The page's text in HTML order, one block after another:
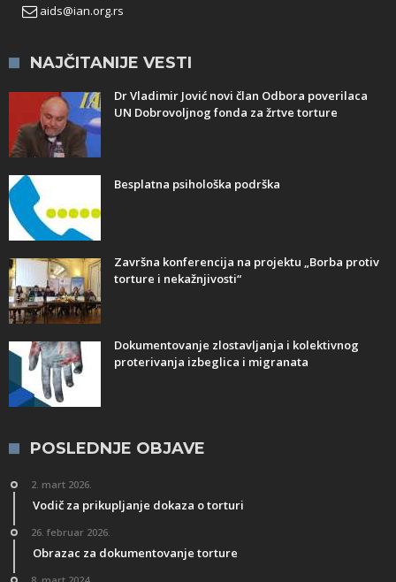
aids@ian.org.rs
NAJČITANIJE VESTI
Dr Vladimir Jović novi član Odbora poverilaca
UN Dobrovoljnog fonda za žrtve torture
Besplatna psihološka podrška
Završna konferencija na projektu „Borba protiv
torture i nekažnjivosti“
Dokumentovanje zlostavljanja i kolektivnog
proterivanja izbeglica i migranata
POSLEDNJE OBJAVE
2. mart 2026.
Vodič za prikupljanje dokaza o torturi
26. februar 2026.
Obrazac za dokumentovanje torture